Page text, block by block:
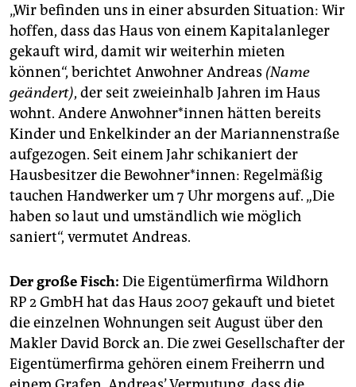
„Wir befinden uns in einer absurden Situation: Wir
hoffen, dass das Haus von einem Kapitalanleger
gekauft wird, damit wir weiterhin mieten
können“, berichtet Anwohner Andreas (Name
geändert), der seit zweieinhalb Jahren im Haus
wohnt. Andere Anwohner*innen hätten bereits
Kinder und Enkelkinder an der Mariannenstraße
aufgezogen. Seit einem Jahr schikaniert der
Hausbesitzer die Bewohner*innen: Regelmäßig
tauchen Handwerker um 7 Uhr morgens auf. „Die
haben so laut und umständlich wie möglich
saniert“, vermutet Andreas.
Der große Fisch: Die Eigentümerfirma Wildhorn
RP 2 GmbH hat das Haus 2007 gekauft und bietet
die einzelnen Wohnungen seit August über den
Makler David Borck an. Die zwei Gesellschafter der
Eigentümerfirma gehören einem Freiherrn und